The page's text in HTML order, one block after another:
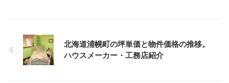
北海道浦幌町の坪単価と物件価格の推移。
ハウスメーカー・工務店紹介